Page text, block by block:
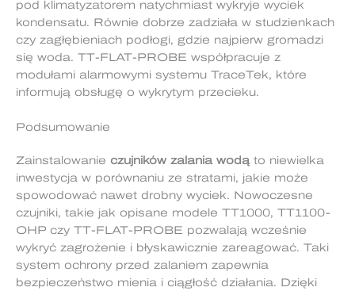
pod klimatyzatorem natychmiast wykryje wyciek
kondensatu. Równie dobrze zadziała w studzienkach
czy zagłębieniach podłogi, gdzie najpierw gromadzi
się woda. TT-FLAT-PROBE współpracuje z
modułami alarmowymi systemu TraceTek, które
informują obsługę o wykrytym przecieku.
Podsumowanie
Zainstalowanie czujników zalania wodąto niewielka
inwestycja w porównaniu ze stratami, jakie może
spowodować nawet drobny wyciek. Nowoczesne
czujniki, takie jak opisane modele TT1000, TT1100-
OHP czy TT-FLAT-PROBE pozwalają wcześnie
wykryć zagrożenie i błyskawicznie zareagować. Taki
system ochrony przed zalaniem zapewnia
bezpieczeństwo mienia i ciągłość działania. Dzięki